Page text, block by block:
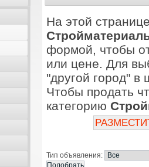
На этой
формой, чтобы
или цене. Для
"другой город"
Чтобы продать
категорию
Тип объявления: